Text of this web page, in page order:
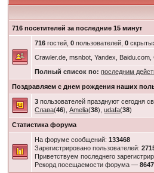
716 посетителей за последние 15 минут
716 гостей,0 пользователей,0
Crawler.de, msnbot, Yandex,
Полный список по: последним
Поздравляем с днем рождения наших
3 пользователей празднуют сегодня
Слава(46),Amelia(38),udafa(38)
Статистика форума
На форуме сообщений:133468
Зарегистрировано пользователей:
Приветствуем последнего
Рекорд посещаемости форума —8647